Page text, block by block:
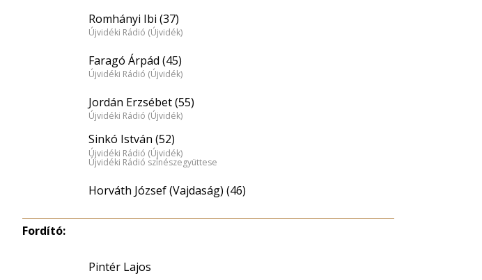
Romhányi Ibi (37)
Újvidéki Rádió (Újvidék)
Faragó Árpád (45)
Újvidéki Rádió (Újvidék)
Jordán Erzsébet (55)
Újvidéki Rádió (Újvidék)
Sinkó István (52)
Újvidéki Rádió (Újvidék)
Újvidéki Rádió színészegyüttese
Horváth József (Vajdaság) (46)
Fordító:
Pintér Lajos